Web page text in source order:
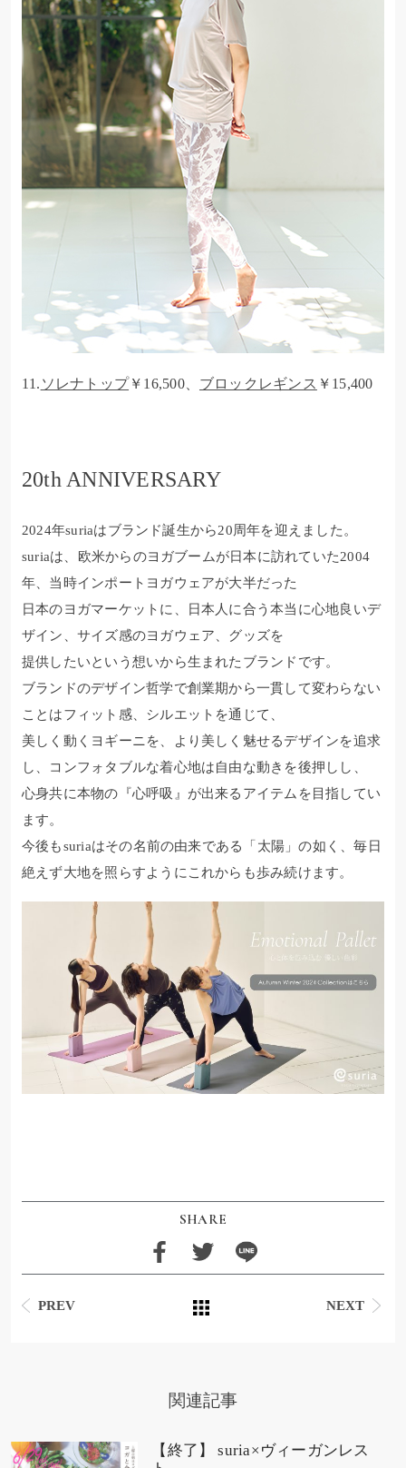
11. ソレナトップ￥16,500、 ブロックレギンス ￥15,400
20th ANNIVERSARY
2024年suriaはブランド誕生から20周年を迎えました。
suriaは、欧米からのヨガブームが日本に訪れていた2004
年、当時インポートヨガウェアが大半だった
日本のヨガマーケットに、日本人に合う本当に心地良いデ
ザイン、サイズ感のヨガウェア、グッズを
提供したいという想いから生まれたブランドです。
ブランドのデザイン哲学で創業期から一貫して変わらない
ことはフィット感、シルエットを通じて、
美しく動くヨギーニを、より美しく魅せるデザインを追求
し、コンフォタブルな着心地は自由な動きを後押しし、
心身共に本物の『心呼吸』が出来るアイテムを目指してい
ます。
今後もsuriaはその名前の由来である「太陽」の如く、毎日
絶えず大地を照らすようにこれからも歩み続けます。
SHARE
PREV NEXT
関連記事
【終了】 suria×ヴィーガンレス